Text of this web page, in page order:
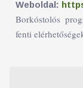
Weboldal:
Borkóstolós
fenti